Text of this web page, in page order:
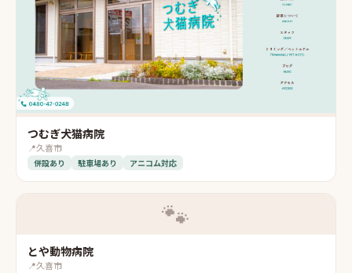
つむぎ犬猫病院
📍久喜市
併設あり 駐車場あり アニコム対応
🐾
とや動物病院
📍久喜市